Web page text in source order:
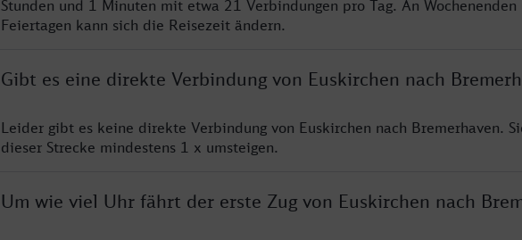
Stunden und 1 Minuten mit etwa 21 Verbindungen pro Tag. An Wochenenden
Feiertagen kann sich die Reisezeit ändern.
Gibt es eine direkte Verbindung von Euskirchen nach
Leider gibt es keine direkte Verbindung von Euskirchen nach Bremerhaven.
dieser Strecke mindestens 1 x umsteigen.
Um wie viel Uhr fährt der erste Zug von Euskirchen nach